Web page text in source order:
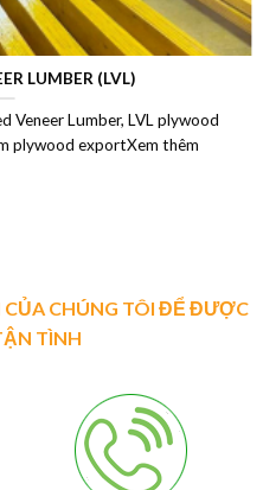
LUMBER (LVL)
Veneer Lumber, LVL plywood
plywood exportXem thêm
CỦA CHÚNG TÔI ĐỂ ĐƯỢC
TÌNH